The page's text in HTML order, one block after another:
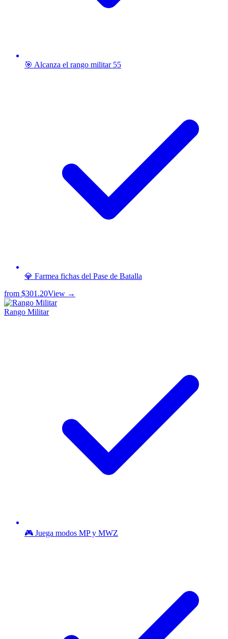
🎯 Alcanza el rango militar 55
💎 Farmea fichas del Pase de Batalla
from $301.20View →
Rango Militar
🎮 Juega modos MP y MWZ